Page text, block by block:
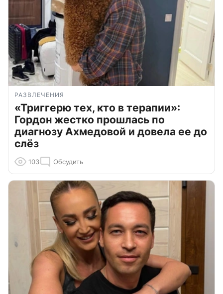
РАЗВЛЕЧЕНИЯ
«Триггерю тех, кто в терапии»:
Гордон жестко прошлась по
диагнозу Ахмедовой и довела ее до
слёз
103 Обсудить